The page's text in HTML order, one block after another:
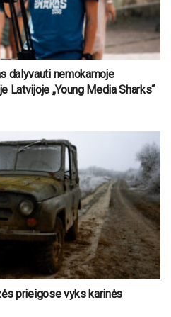
dalyvauti nemokamoje
Latvijoje „Young Media Sharks“
prieigose vyks karinės